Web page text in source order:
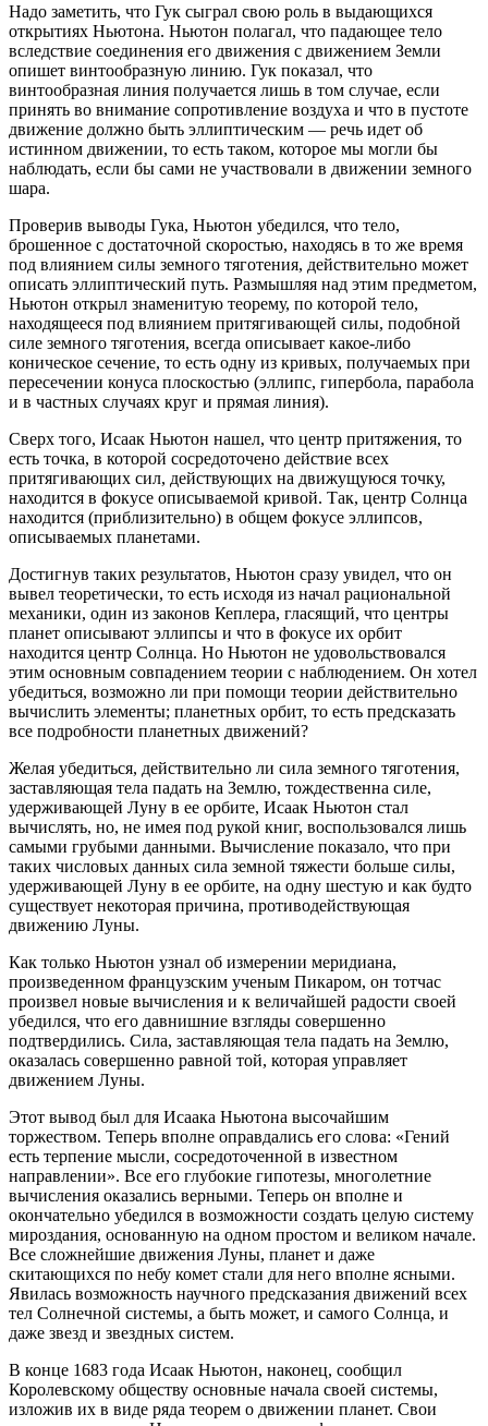
Надо заметить, что Гук сыграл свою роль в выдающихся
открытиях Ньютона. Ньютон полагал, что падающее тело
вследствие соединения его движения с движением Земли
опишет винтообразную линию. Гук показал, что
винтообразная линия получается лишь в том случае, если
принять во внимание сопротивление воздуха и что в пустоте
движение должно быть эллиптическим — речь идет об
истинном движении, то есть таком, которое мы могли бы
наблюдать, если бы сами не участвовали в движении земного
шара.
Проверив выводы Гука, Ньютон убедился, что тело,
брошенное с достаточной скоростью, находясь в то же время
под влиянием силы земного тяготения, действительно может
описать эллиптический путь. Размышляя над этим предметом,
Ньютон открыл знаменитую теорему, по которой тело,
находящееся под влиянием притягивающей силы, подобной
силе земного тяготения, всегда описывает какое-либо
коническое сечение, то есть одну из кривых, получаемых при
пересечении конуса плоскостью (эллипс, гипербола, парабола
и в частных случаях круг и прямая линия).
Сверх того, Исаак Ньютон нашел, что центр притяжения, то
есть точка, в которой сосредоточено действие всех
притягивающих сил, действующих на движущуюся точку,
находится в фокусе описываемой кривой. Так, центр Солнца
находится (приблизительно) в общем фокусе эллипсов,
описываемых планетами.
Достигнув таких результатов, Ньютон сразу увидел, что он
вывел теоретически, то есть исходя из начал рациональной
механики, один из законов Кеплера, гласящий, что центры
планет описывают эллипсы и что в фокусе их орбит
находится центр Солнца. Но Ньютон не удовольствовался
этим основным совпадением теории с наблюдением. Он хотел
убедиться, возможно ли при помощи теории действительно
вычислить элементы; планетных орбит, то есть предсказать
все подробности планетных движений?
Желая убедиться, действительно ли сила земного тяготения,
заставляющая тела падать на Землю, тождественна силе,
удерживающей Луну в ее орбите, Исаак Ньютон стал
вычислять, но, не имея под рукой книг, воспользовался лишь
самыми грубыми данными. Вычисление показало, что при
таких числовых данных сила земной тяжести больше силы,
удерживающей Луну в ее орбите, на одну шестую и как будто
существует некоторая причина, противодействующая
движению Луны.
Как только Ньютон узнал об измерении меридиана,
произведенном французским ученым Пикаром, он тотчас
произвел новые вычисления и к величайшей радости своей
убедился, что его давнишние взгляды совершенно
подтвердились. Сила, заставляющая тела падать на Землю,
оказалась совершенно равной той, которая управляет
движением Луны.
Этот вывод был для Исаака Ньютона высочайшим
торжеством. Теперь вполне оправдались его слова: «Гений
есть терпение мысли, сосредоточенной в известном
направлении». Все его глубокие гипотезы, многолетние
вычисления оказались верными. Теперь он вполне и
окончательно убедился в возможности создать целую систему
мироздания, основанную на одном простом и великом начале.
Все сложнейшие движения Луны, планет и даже
скитающихся по небу комет стали для него вполне ясными.
Явилась возможность научного предсказания движений всех
тел Солнечной системы, а быть может, и самого Солнца, и
даже звезд и звездных систем.
В конце 1683 года Исаак Ньютон, наконец, сообщил
Королевскому обществу основные начала своей системы,
изложив их в виде ряда теорем о движении планет. Свои